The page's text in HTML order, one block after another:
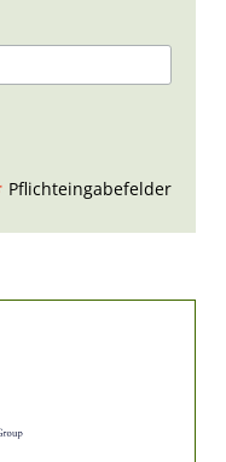
Pflichteingabefelder